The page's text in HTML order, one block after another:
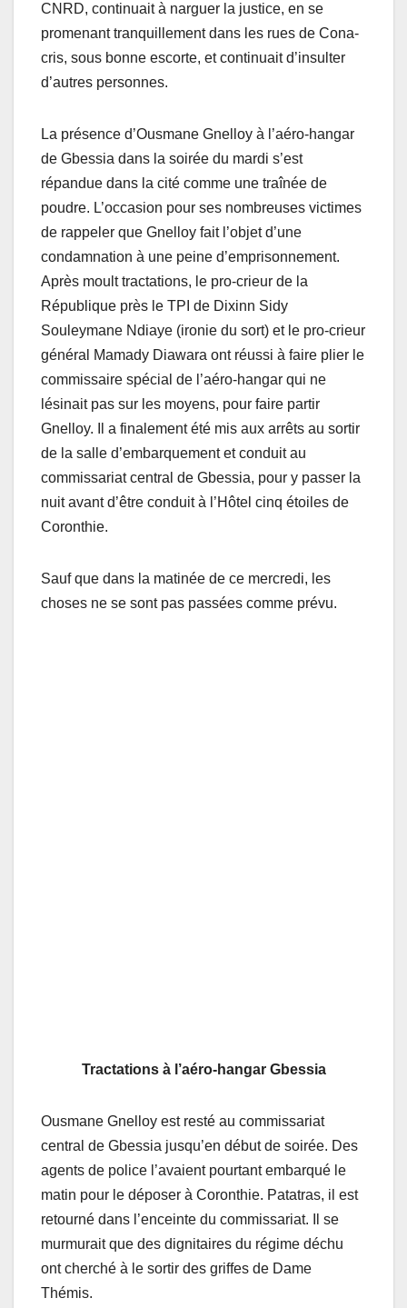
CNRD, continuait à narguer la justice, en se
promenant tranquillement dans les rues de Cona-
cris, sous bonne escorte, et continuait d’insulter
d’autres personnes.
La présence d’Ousmane Gnelloy à l’aéro-hangar
de Gbessia dans la soirée du mardi s’est
répandue dans la cité comme une traînée de
poudre. L’occasion pour ses nombreuses victimes
de rappeler que Gnelloy fait l’objet d’une
condamnation à une peine d’emprisonnement.
Après moult tractations, le pro-crieur de la
République près le TPI de Dixinn Sidy
Souleymane Ndiaye (ironie du sort) et le pro-crieur
général Mamady Diawara ont réussi à faire plier le
commissaire spécial de l’aéro-hangar qui ne
lésinait pas sur les moyens, pour faire partir
Gnelloy. Il a finalement été mis aux arrêts au sortir
de la salle d’embarquement et conduit au
commissariat central de Gbessia, pour y passer la
nuit avant d’être conduit à l’Hôtel cinq étoiles de
Coronthie.
Sauf que dans la matinée de ce mercredi, les
choses ne se sont pas passées comme prévu.
Tractations à l’aéro-hangar Gbessia
Ousmane Gnelloy est resté au commissariat
central de Gbessia jusqu’en début de soirée. Des
agents de police l’avaient pourtant embarqué le
matin pour le déposer à Coronthie. Patatras, il est
retourné dans l’enceinte du commissariat. Il se
murmurait que des dignitaires du régime déchu
ont cherché à le sortir des griffes de Dame
Thémis.